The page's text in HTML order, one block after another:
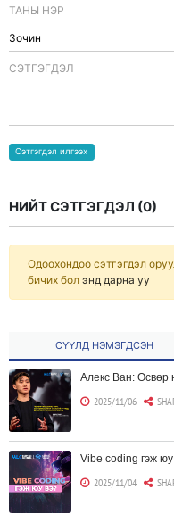
ТАНЫ НЭР
CЭТГЭГДЭЛ
Сэтгэгдэл илгээх
НИЙТ СЭТГЭГДЭЛ (0)
Одоохондоо сэтгэгдэл
бичих бол энд дарна уу
СҮҮЛД НЭМЭГДСЭН
Алекс Ван: Өсвөр
2025/11/06
Vibe coding гэж
2025/11/04